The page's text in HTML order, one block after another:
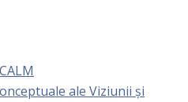
ale Viziunii și